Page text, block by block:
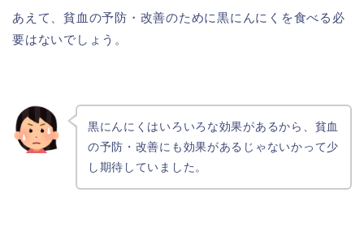
あえて、貧血の予防・改善のために黒にんにくを食べる必
要はないでしょう。
黒にんにくはいろいろな効果があるから、貧血
の予防・改善にも効果があるじゃないかって少
し期待していました。